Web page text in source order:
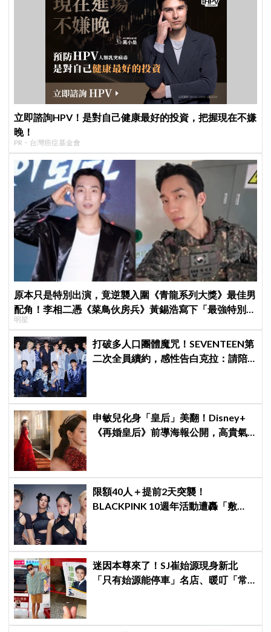
立即諮詢HPV！是對自己健康最好的投資，把握現在不嫌
晚！
PR・台灣癌症基金會
原本只是特別出演，竟逆襲入圍《青龍系列大獎》最佳男
配角！李相二憑《菜鳥伙房兵》黃錫浩寫下「最強特別出
演」傳奇
明星
打破多人口團體魔咒！SEVENTEEN第
二次全員續約，感性告白克拉：請陪
申敏兒化身「皇后」美翻！Disney+
《再婚皇后》前導海報公開，高貴氣
限額40人＋提前2天突襲！
BLACKPINK 10週年活動遭轟「敷
迷因本尊來了！SJ崔始源現身新北
「只有始源能停車」名店、暖叮「常